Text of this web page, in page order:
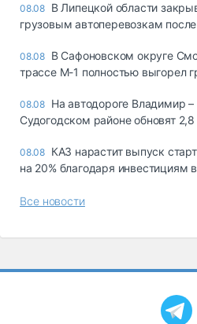
08.08 В Липецкой области
грузовым автоперевозкам
08.08 В Сафоновском округе
трассе М-1 полностью выгорел
08.08 На автодороге Владимир
Судогодском районе обновят
08.08 КАЗ нарастит выпуск
на 20% благодаря инвестициям
Все новости